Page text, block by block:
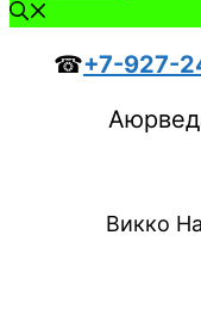
☎+7-927-
Викко